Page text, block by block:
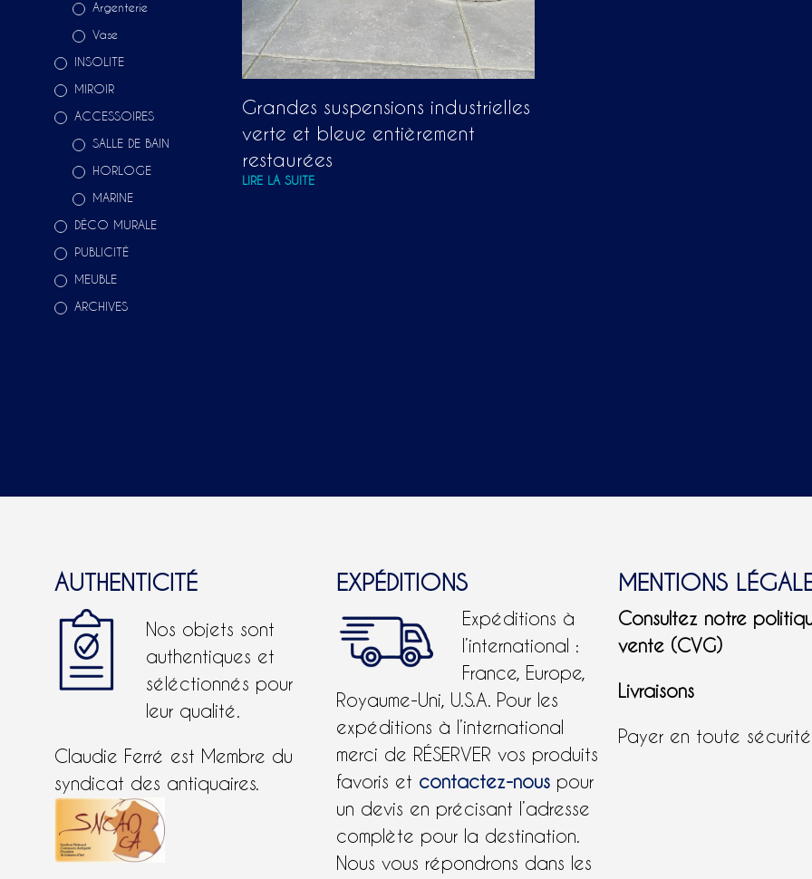
Argenterie
Vase
INSOLITE
MIROIR
ACCESSOIRES
SALLE DE BAIN
HORLOGE
MARINE
DÉCO MURALE
PUBLICITÉ
MEUBLE
ARCHIVES
Grandes suspensions industrielles
verte et bleue entièrement
restaurées
LIRE LA SUITE
AUTHENTICITÉ
Nos objets sont
authentiques et
séléctionnés pour
leur qualité.
Claudie Ferré est Membre du
syndicat des antiquaires.
EXPÉDITIONS
Expéditions à
l’international :
France, Europe,
Royaume-Uni, U.S.A. Pour les
expéditions à l’international
merci de RÉSERVER vos produits
favoris et contactez-nous pour
un devis en précisant l’adresse
complète pour la destination.
Nous vous répondrons dans les
MENTIONS
Consultez notre
vente (CVG)
Livraisons
Payer en toute